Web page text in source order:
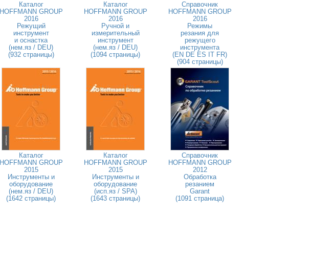
Каталог
HOFFMANN GROUP
2016
Режущий
инструмент
и оснастка
(нем.яз / DEU)
(932 страницы)
Каталог
HOFFMANN GROUP
2016
Ручной и
измерительный
инструмент
(нем.яз / DEU)
(1094 страницы)
Справочник
HOFFMANN GROUP
2016
Режимы
резания для
режущего
инструмента
(EN DE ES IT FR)
(904 страницы)
Каталог
HOFFMANN GROUP
2015
Инструменты и
оборудование
(нем.яз / DEU)
(1642 страницы)
Каталог
HOFFMANN GROUP
2015
Инструменты и
оборудование
(исп.яз / SPA)
(1643 страницы)
Справочник
HOFFMANN GROUP
2012
Обработка
резанием
Garant
(1091 страница)